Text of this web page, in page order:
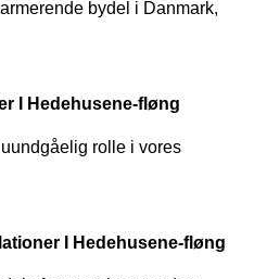
bydel i Danmark,
I Hedehusene-fløng
rolle i vores
I Hedehusene-fløng